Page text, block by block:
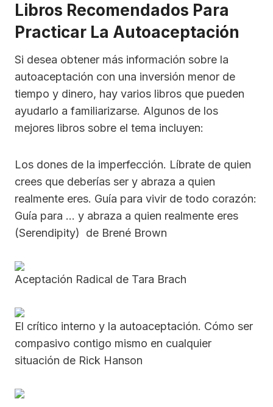
Libros Recomendados Para
Practicar La Autoaceptación
Si desea obtener más información sobre la
autoaceptación con una inversión menor de
tiempo y dinero, hay varios libros que pueden
ayudarlo a familiarizarse. Algunos de los
mejores libros sobre el tema incluyen:
Los dones de la imperfección. Líbrate de quien
crees que deberías ser y abraza a quien
realmente eres. Guía para vivir de todo corazón:
Guía para … y abraza a quien realmente eres
(Serendipity) de Brené Brown
Aceptación Radical de Tara Brach
El crítico interno y la autoaceptación. Cómo ser
compasivo contigo mismo en cualquier
situación de Rick Hanson